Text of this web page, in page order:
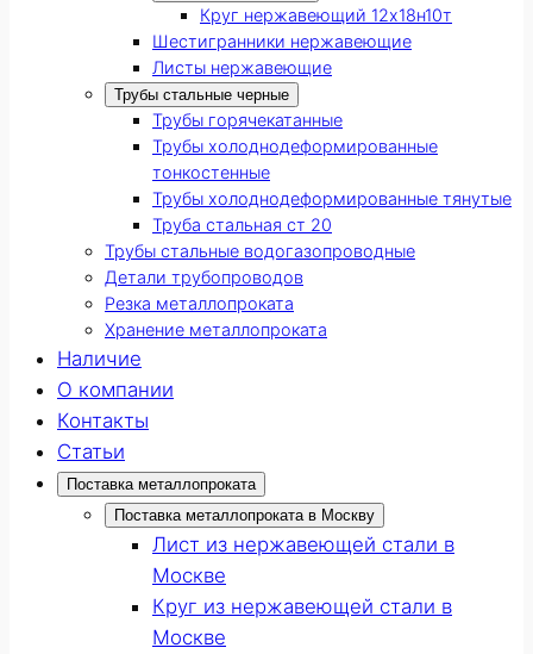
Круг нержавеющий 12х18н10т
Шестигранники нержавеющие
Листы нержавеющие
Трубы стальные черные
Трубы горячекатанные
Трубы холоднодеформированные
тонкостенные
Трубы холоднодеформированные тянутые
Труба стальная ст 20
Трубы стальные водогазопроводные
Детали трубопроводов
Резка металлопроката
Хранение металлопроката
Наличие
О компании
Контакты
Статьи
Поставка металлопроката
Поставка металлопроката в Москву
Лист из нержавеющей стали в
Москве
Круг из нержавеющей стали в
Москве